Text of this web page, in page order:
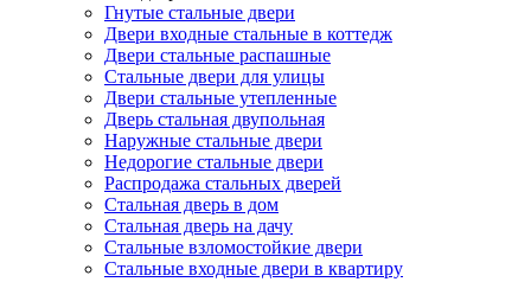
Гнутые стальные двери
Двери входные стальные в коттедж
Двери стальные распашные
Стальные двери для улицы
Двери стальные утепленные
Дверь стальная двупольная
Наружные стальные двери
Недорогие стальные двери
Распродажа стальных дверей
Стальная дверь в дом
Стальная дверь на дачу
Стальные взломостойкие двери
Стальные входные двери в квартиру